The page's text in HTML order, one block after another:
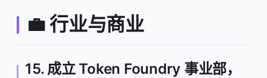
💼 行业与商业
15. 成立 Token Foundry 事业部，